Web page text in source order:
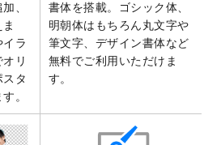
舞いのデザインテンプレートを追加
。
バスプリントのデザインテンプレー
加いたしました。
版1月始まりのカレンダーデザイン
レートを公開いたしました。
除機能
」を実装しました。
、
ラ
リ
タ
。
書体を搭載。ゴシック体、
明朝体はもちろん丸文字や
筆文字、デザイン書体など
無料でご利用いただけま
す。